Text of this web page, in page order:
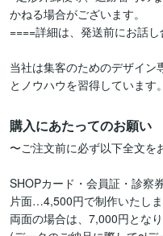
かねる場合がございます。
====詳細は、発送前にお話
当社は集客のためのデザイ
とノウハウを習得しています
購入にあたってのお願い
〜ご注文前に必ず以下全文を
SHOPカード・会員証・診察
片面…4,500円で制作いたしま
両面の場合は、7,000円となり